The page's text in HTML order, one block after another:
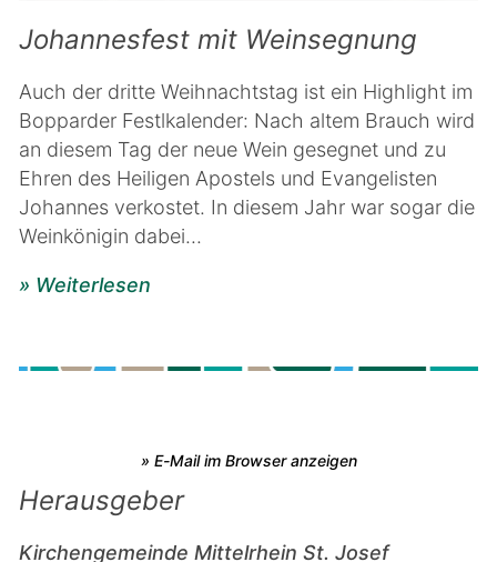
Johannesfest mit Weinsegnung
Auch der dritte Weihnachtstag ist ein Highlight im
Bopparder Festlkalender: Nach altem Brauch wird
an diesem Tag der neue Wein gesegnet und zu
Ehren des Heiligen Apostels und Evangelisten
Johannes verkostet. In diesem Jahr war sogar die
Weinkönigin dabei...
» Weiterlesen
» E-Mail im Browser anzeigen
Herausgeber
Kirchengemeinde Mittelrhein St. Josef